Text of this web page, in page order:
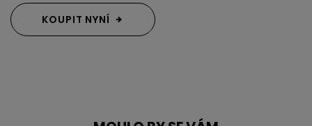
KOUPIT NYNÍ